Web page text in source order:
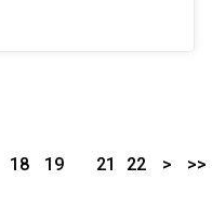
18
19
21 22 > >>